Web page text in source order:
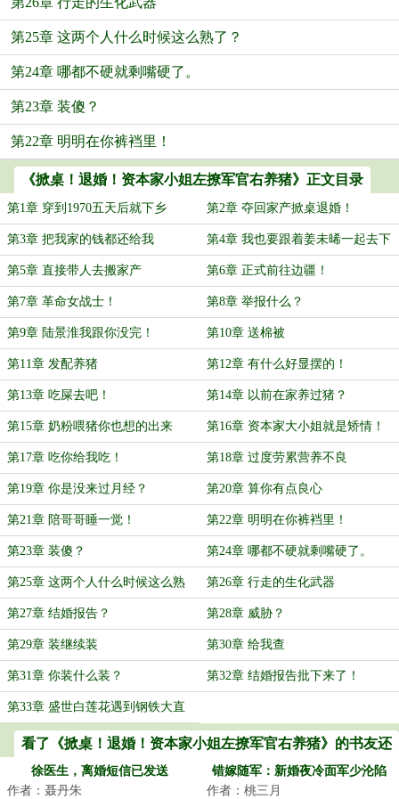
第25章 这两个人什么时候这么熟了？
第24章 哪都不硬就剩嘴硬了。
第23章 装傻？
第22章 明明在你裤裆里！
《掀桌！退婚！资本家小姐左撩军官右养猪》正文目录
第1章 穿到1970五天后就下乡 第2章 夺回家产掀桌退婚！
第3章 把我家的钱都还给我 第4章 我也要跟着姜未晞一起去下
乡
第5章 直接带人去搬家产 第6章 正式前往边疆！
第7章 革命女战士！ 第8章 举报什么？
第9章 陆景淮我跟你没完！ 第10章 送棉被
第11章 发配养猪 第12章 有什么好显摆的！
第13章 吃屎去吧！ 第14章 以前在家养过猪？
第15章 奶粉喂猪你也想的出来 第16章 资本家大小姐就是矫情！
第17章 吃你给我吃！ 第18章 过度劳累营养不良
第19章 你是没来过月经？ 第20章 算你有点良心
第21章 陪哥哥睡一觉！ 第22章 明明在你裤裆里！
第23章 装傻？ 第24章 哪都不硬就剩嘴硬了。
第25章 这两个人什么时候这么熟
了？
第26章 行走的生化武器
第27章 结婚报告？ 第28章 威胁？
第29章 装继续装 第30章 给我查
第31章 你装什么装？ 第32章 结婚报告批下来了！
第33章 盛世白莲花遇到钢铁大直
男！看了《掀桌！退婚！资本家小姐左撩军官右养猪》的书友还
喜欢看
徐医生，离婚短信已发送
作者：聂丹朱
错嫁随军：新婚夜冷面军少沦陷
作者：桃三月